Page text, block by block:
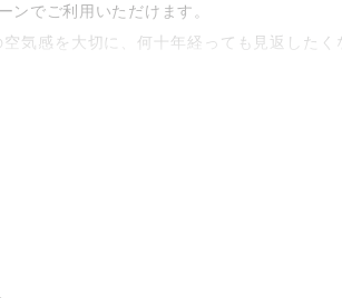
でご利用いただけます。
気感を大切に、何十年経っても見返したく